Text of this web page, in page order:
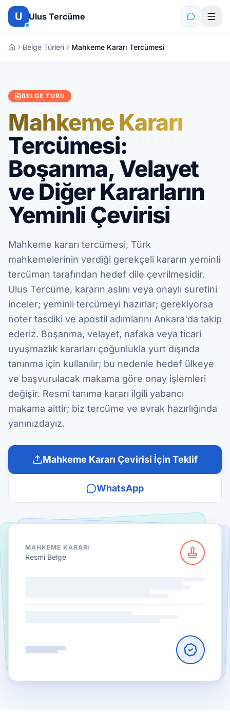
İçeriğe atla
U Ulus Tercüme
Belge Türleri Mahkeme Kararı Tercümesi
BELGE TÜRÜ
Mahkeme Kararı
Tercümesi:
Boşanma, Velayet
ve Diğer Kararların
Yeminli Çevirisi
Mahkeme kararı tercümesi, Türk
mahkemelerinin verdiği gerekçeli kararın yeminli
tercüman tarafından hedef dile çevrilmesidir.
Ulus Tercüme, kararın aslını veya onaylı suretini
inceler; yeminli tercümeyi hazırlar; gerekiyorsa
noter tasdiki ve apostil adımlarını Ankara'da takip
ederiz. Boşanma, velayet, nafaka veya ticari
uyuşmazlık kararları çoğunlukla yurt dışında
tanınma için kullanılır; bu nedenle hedef ülkeye
ve başvurulacak makama göre onay işlemleri
değişir. Resmi tanıma kararı ilgili yabancı
makama aittir; biz tercüme ve evrak hazırlığında
yanınızdayız.
Mahkeme Kararı Çevirisi İçin Teklif
WhatsApp
MAHKEME KARARI
Resmi Belge